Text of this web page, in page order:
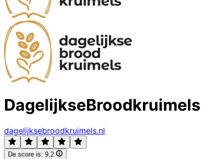
DagelijkseBroodkruimels
dagelijksebroodkruimels.nl
De score is: 9,2